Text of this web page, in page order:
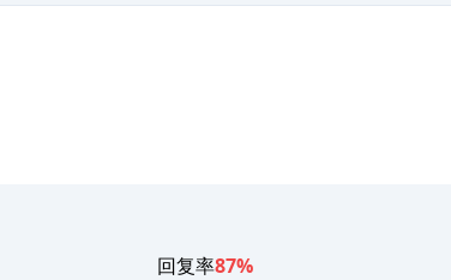
回复率87%